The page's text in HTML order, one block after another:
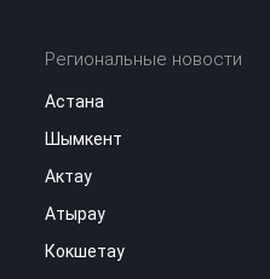
Региональные новости
Астана
Шымкент
Актау
Атырау
Кокшетау